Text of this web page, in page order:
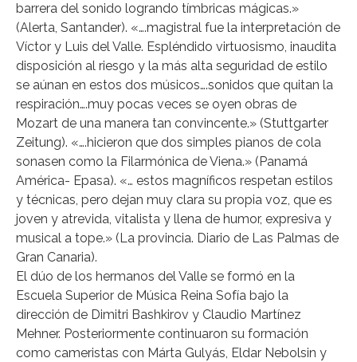
barrera del sonido logrando tímbricas mágicas.»
(Alerta, Santander). «….magistral fue la interpretación de
Víctor y Luis del Valle. Espléndido virtuosismo, inaudita
disposición al riesgo y la más alta seguridad de estilo
se aúnan en estos dos músicos….sonidos que quitan la
respiración….muy pocas veces se oyen obras de
Mozart de una manera tan convincente.» (Stuttgarter
Zeitung). «….hicieron que dos simples pianos de cola
sonasen como la Filarmónica de Viena.» (Panamá
América- Epasa). «… estos magníficos respetan estilos
y técnicas, pero dejan muy clara su propia voz, que es
joven y atrevida, vitalista y llena de humor, expresiva y
musical a tope.» (La provincia. Diario de Las Palmas de
Gran Canaria).
El dúo de los hermanos del Valle se formó en la
Escuela Superior de Música Reina Sofía bajo la
dirección de Dimitri Bashkirov y Claudio Martínez
Mehner. Posteriormente continuaron su formación
como cameristas con Márta Gulyás, Eldar Nebolsin y